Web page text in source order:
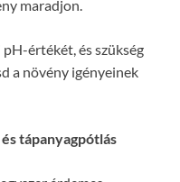
maradjon.
értékét, és szükség
a növény igényeinek
tápanyagpótlás